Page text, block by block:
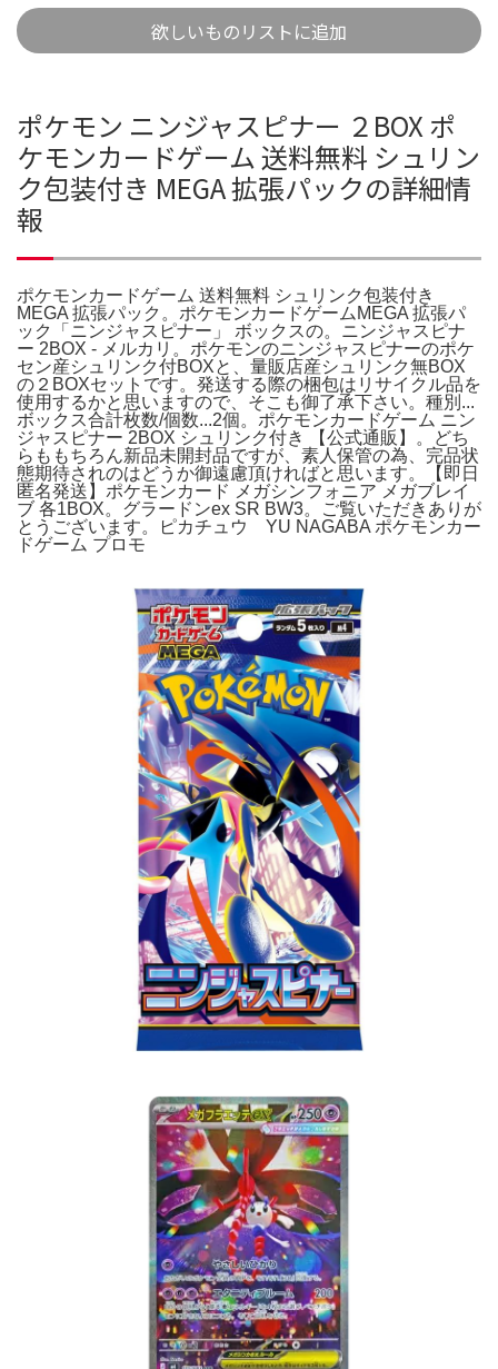
欲しいものリストに追加
ポケモン ニンジャスピナー ２BOX ポ
ケモンカードゲーム 送料無料 シュリン
ク包装付き MEGA 拡張パックの詳細情
報
ポケモンカードゲーム 送料無料 シュリンク包装付き
MEGA 拡張パック。ポケモンカードゲームMEGA 拡張パ
ック「ニンジャスピナー」 ボックスの。ニンジャスピナ
ー 2BOX - メルカリ。ポケモンのニンジャスピナーのポケ
セン産シュリンク付BOXと、量販店産シュリンク無BOX
の２BOXセットです。発送する際の梱包はリサイクル品を
使用するかと思いますので、そこも御了承下さい。種別...
ボックス合計枚数/個数...2個。ポケモンカードゲーム ニン
ジャスピナー 2BOX シュリンク付き 【公式通販】。どち
らももちろん新品未開封品ですが、素人保管の為、完品状
態期待されのはどうか御遠慮頂ければと思います。【即日
匿名発送】ポケモンカード メガシンフォニア メガブレイ
ブ 各1BOX。グラードンex SR BW3。ご覧いただきありが
とうございます。ピカチュウ YU NAGABA ポケモンカー
ドゲーム プロモ